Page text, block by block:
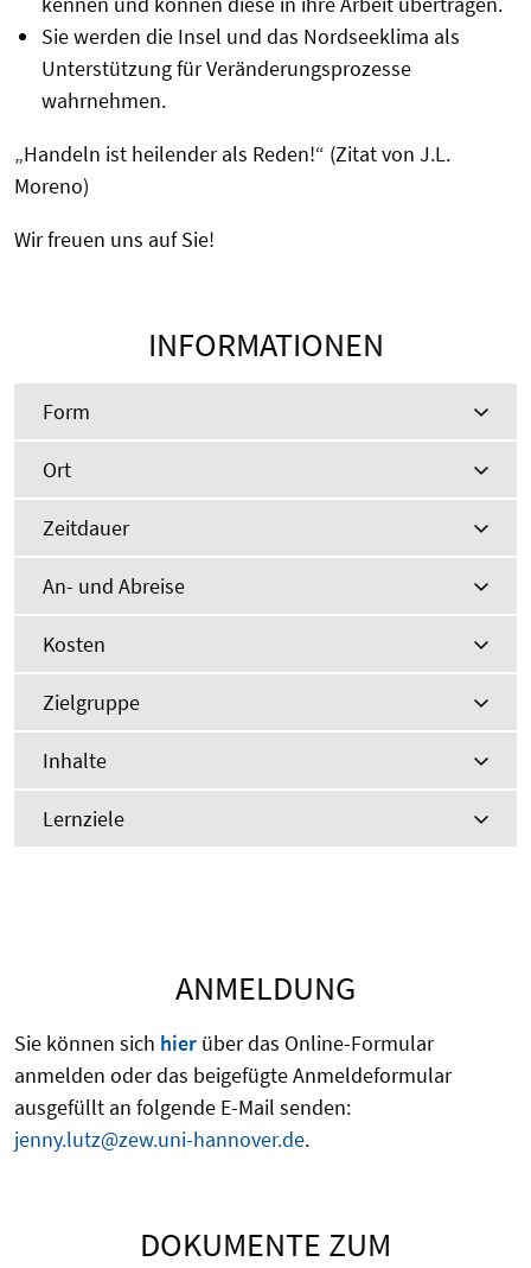
Sie werden die Insel und das Nordseeklima als
Unterstützung für Veränderungsprozesse
wahrnehmen.
„Handeln ist heilender als Reden!“ (Zitat von J.L.
Moreno)
Wir freuen uns auf Sie!
INFORMATIONEN
Form
Ort
Zeitdauer
An- und Abreise
Kosten
Zielgruppe
Inhalte
Lernziele
ANMELDUNG
Sie können sich hier über das Online-Formular
anmelden oder das beigefügte Anmeldeformular
ausgefüllt an folgende E-Mail senden:
jenny.lutz@zew.uni-hannover.de.
DOKUMENTE ZUM